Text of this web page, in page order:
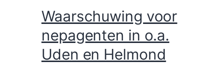
Waarschuwing voor
nepagenten in o.a.
Uden en Helmond